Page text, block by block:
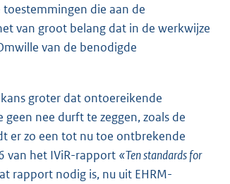
die aan de
van groot belang dat in de werkwijze
van de benodigde
groter dat ontoereikende
nee durft te zeggen, zoals de
er zo een tot nu toe ontbrekende
van het IViR-rapport «Ten standards for
rapport nodig is, nu uit EHRM-